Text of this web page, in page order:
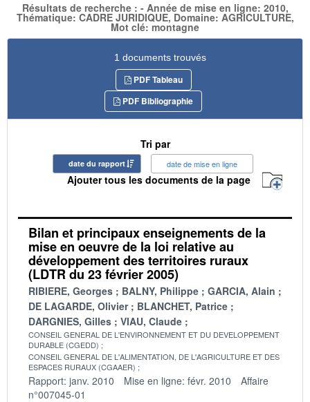
Résultats de recherche : - Année de mise en ligne: 2010,
Thématique: CADRE JURIDIQUE, Domaine: AGRICULTURE,
Mot clé: montagne
1 documents trouvés
PDF Tableau
PDF Bibliographie
Tri par
date du rapport date de mise en ligne
Ajouter tous les documents de la page
Bilan et principaux enseignements de la
mise en oeuvre de la loi relative au
développement des territoires ruraux
(LDTR du 23 février 2005)
RIBIERE, Georges BALNY, Philippe
GARCIA, Alain
DE LAGARDE, Olivier
BLANCHET, Patrice
DARGNIES, Gilles
VIAU, Claude
CONSEIL GENERAL DE L'ENVIRONNEMENT ET DU DEVELOPPEMENT
DURABLE (CGEDD)
CONSEIL GENERAL DE L'ALIMENTATION, DE L'AGRICULTURE ET DES
ESPACES RURAUX (CGAAER)
Rapport: janv. 2010 Mise en ligne: févr. 2010
Affaire
n°007045-01